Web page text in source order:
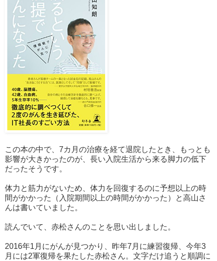
この本の中で、7カ月の治療を経て退院したとき、もっとも
影響が大きかったのが、長い入院生活から来る脚力の低下
だったそうです。
体力と筋力がないため、体力を回復するのに予想以上の時
間がかかった（入院期間以上の時間がかかった）と高山さ
んは書いていました。
読んでいて、赤松さんのことを思い出しました。
2016年1月にがんが見つかり、昨年7月に練習復帰、今年3
月には2軍復帰を果たした赤松さん。文字だけ追うと順調に